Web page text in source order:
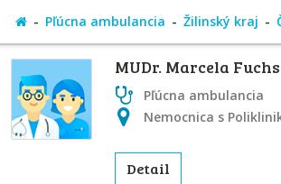
Pľúcna ambulancia Žilinský kraj
MUDr. Marcela
Pľúcna ambulancia
Nemocnica s
Detail